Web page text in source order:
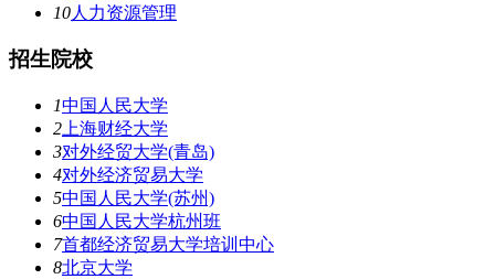
10人力资源管理
招生院校
1中国人民大学
2 上海财经大学
3对外经贸大学(青岛)
4对外经济贸易大学
5中国人民大学(苏州)
6中国人民大学杭州班
7首都经济贸易大学培训中心
8北京大学